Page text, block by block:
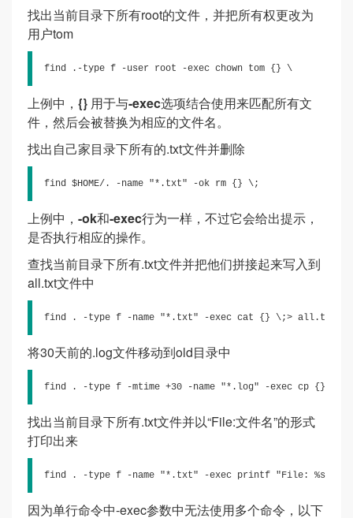
找出当前目录下所有root的文件，并把所有权更改为
用户tom
find .-type f -user root -exec chown tom {} \
上例中， {} 用于与-exec选项结合使用来匹配所有文
件，然后会被替换为相应的文件名。
找出自己家目录下所有的.txt文件并删除
find $HOME/. -name "*.txt" -ok rm {} \;
上例中， -ok和-exec行为一样，不过它会给出提示，
是否执行相应的操作。
查找当前目录下所有.txt文件并把他们拼接起来写入到
all.txt文件中
find . -type f -name "*.txt" -exec cat {} \;> all.txt
将30天前的.log文件移动到old目录中
find . -type f -mtime +30 -name "*.log" -exec cp {} old
找出当前目录下所有.txt文件并以“File:文件名”的形式
打印出来
find . -type f -name "*.txt" -exec printf "File: %s\n"
因为单行命令中-exec参数中无法使用多个命令，以下